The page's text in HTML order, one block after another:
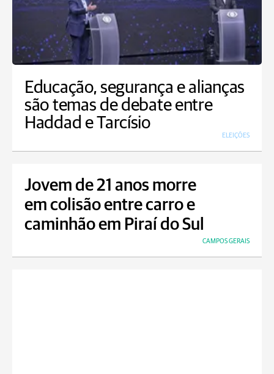
Educação, segurança e alianças
são temas de debate entre
Haddad e Tarcísio
ELEIÇÕES
Jovem de 21 anos morre
em colisão entre carro e
caminhão em Piraí do Sul
CAMPOS GERAIS